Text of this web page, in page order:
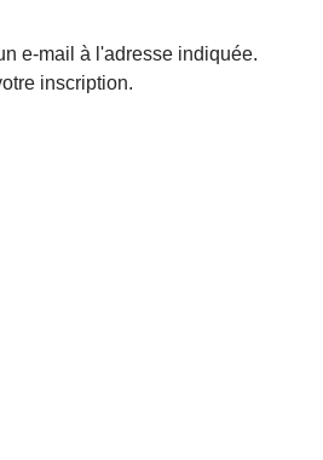
e-mail à l'adresse indiquée.
inscription.